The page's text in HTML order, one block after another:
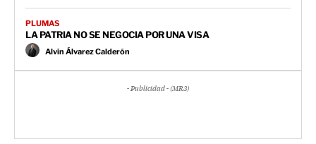
PLUMAS
LA PATRIA NO SE NEGOCIA POR UNA VISA
Alvin Álvarez Calderón
- Publicidad - (MR3)